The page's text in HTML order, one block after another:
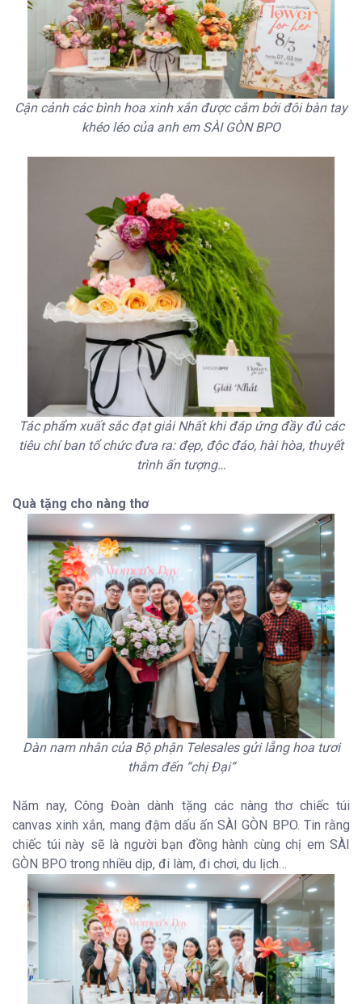
Cận cảnh các bình hoa xinh xắn được cắm bởi đôi bàn tay
khéo léo của anh em SÀI GÒN BPO
Tác phẩm xuất sắc đạt giải Nhất khi đáp ứng đầy đủ các
tiêu chí ban tổ chức đưa ra: đẹp, độc đáo, hài hòa, thuyết
trình ấn tượng…
Quà tặng cho nàng thơ
Dàn nam nhân của Bộ phận Telesales gửi lẵng hoa tươi
thắm đến “chị Đại”
Năm nay, Công Đoàn dành tặng các nàng thơ chiếc túi
canvas xinh xắn, mang đậm dấu ấn SÀI GÒN BPO. Tin rằng
chiếc túi này sẽ là người bạn đồng hành cùng chị em SÀI
GÒN BPO trong nhiều dịp, đi làm, đi chơi, du lịch…